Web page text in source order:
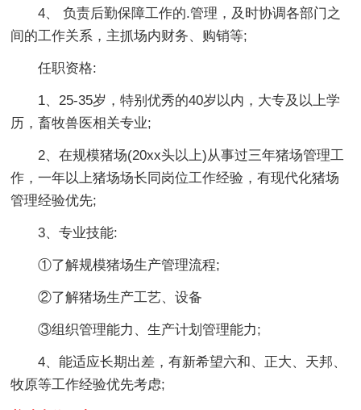
4、 负责后勤保障工作的.管理，及时协调各部门之
间的工作关系，主抓场内财务、购销等;
任职资格:
1、25-35岁，特别优秀的40岁以内，大专及以上学
历，畜牧兽医相关专业;
2、在规模猪场(20xx头以上)从事过三年猪场管理工
作，一年以上猪场场长同岗位工作经验，有现代化猪场
管理经验优先;
3、专业技能:
①了解规模猪场生产管理流程;
②了解猪场生产工艺、设备
③组织管理能力、生产计划管理能力;
4、能适应长期出差，有新希望六和、正大、天邦、
牧原等工作经验优先考虑;